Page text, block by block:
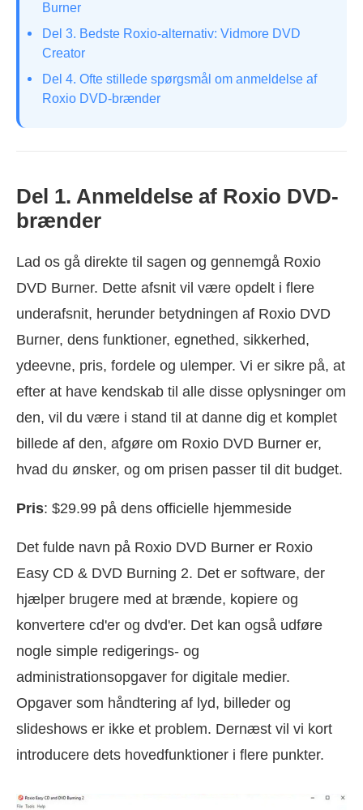
Burner
Del 3. Bedste Roxio-alternativ: Vidmore DVD
Creator
Del 4. Ofte stillede spørgsmål om anmeldelse af
Roxio DVD-brænder
Del 1. Anmeldelse af Roxio DVD-
brænder
Lad os gå direkte til sagen og gennemgå Roxio
DVD Burner. Dette afsnit vil være opdelt i flere
underafsnit, herunder betydningen af Roxio DVD
Burner, dens funktioner, egnethed, sikkerhed,
ydeevne, pris, fordele og ulemper. Vi er sikre på, at
efter at have kendskab til alle disse oplysninger om
den, vil du være i stand til at danne dig et komplet
billede af den, afgøre om Roxio DVD Burner er,
hvad du ønsker, og om prisen passer til dit budget.
Pris: $29.99 på dens officielle hjemmeside
Det fulde navn på Roxio DVD Burner er Roxio
Easy CD & DVD Burning 2. Det er software, der
hjælper brugere med at brænde, kopiere og
konvertere cd'er og dvd'er. Det kan også udføre
nogle simple redigerings- og
administrationsopgaver for digitale medier.
Opgaver som håndtering af lyd, billeder og
slideshows er ikke et problem. Dernæst vil vi kort
introducere dets hovedfunktioner i flere punkter.